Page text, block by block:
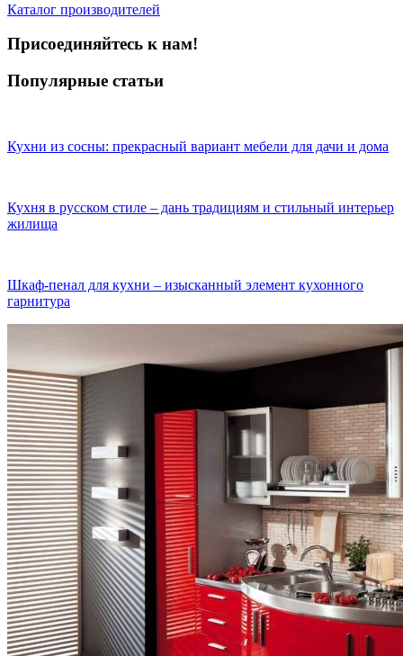
Каталог производителей
Присоединяйтесь к нам!
Популярные статьи
Кухни из сосны: прекрасный вариант мебели для дачи и дома
Кухня в русском стиле – дань традициям и стильный интерьер
жилища
Шкаф-пенал для кухни – изысканный элемент кухонного
гарнитура